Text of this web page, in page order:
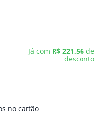
Já com R$ 221,56 de
desconto
no cartão